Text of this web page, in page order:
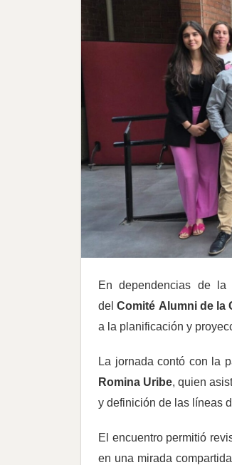
En dependencias de
delComité Alumni de la
a la planificación y
La jornada contó con la
Romina Uribe, quien
y definición de las líneas
El encuentro permitió
en una mirada